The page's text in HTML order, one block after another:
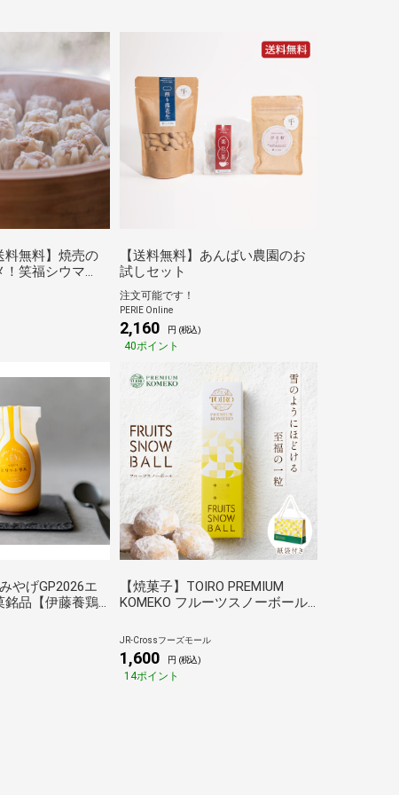
料無料】焼売の
！笑福シウマ
【送料無料】あんばい農園のお
試しセット
注文可能です！
PERIE Online
2,160 円 (税込)
40ポイント
やげGP2026エ
銘品【伊藤養鶏
~ とりっぷり
ット」＜冷蔵
【焼菓子】TOIRO PREMIUM
KOMEKO フルーツスノーボール1
ヒカリの米粉100％使用 フラ
ンス産発酵バター使用 ブールド
ネージュ ポルボローネ 手土
産 お土産 プチギフト ホワイ
JR-Crossフーズモール
1,600 円 (税込)
14ポイント